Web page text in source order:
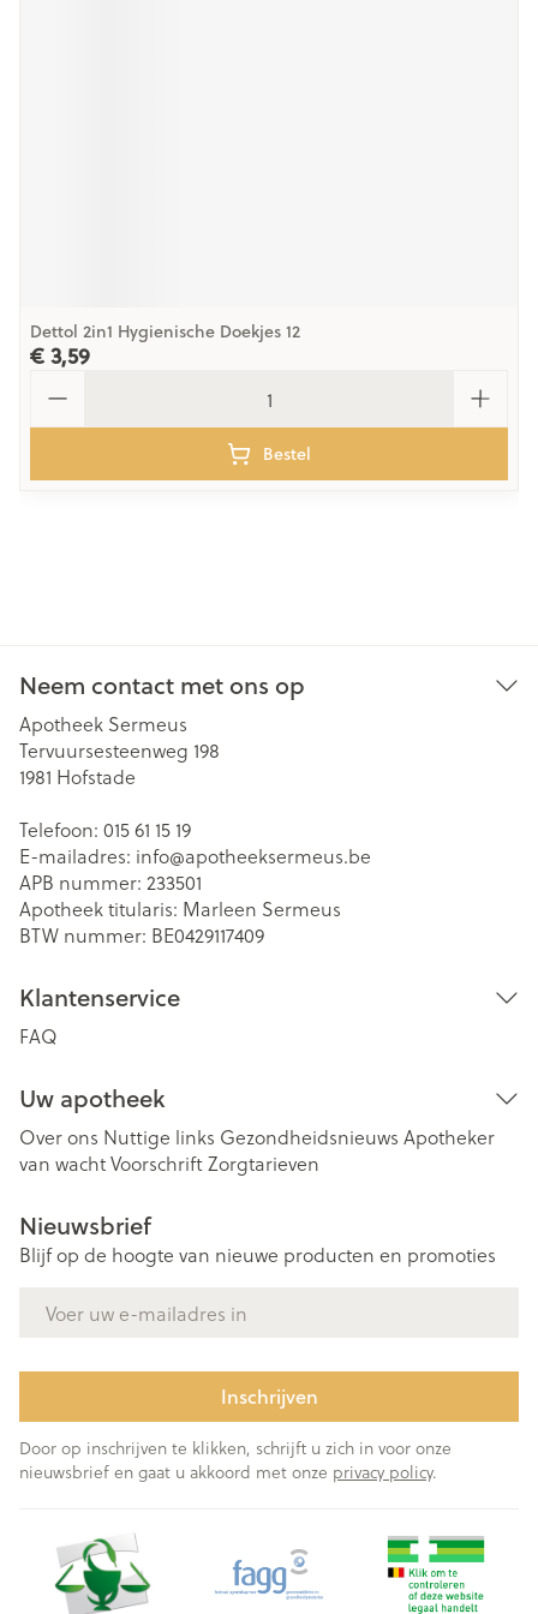
Dettol 2in1 Hygienische Doekjes 12
€ 3,59
Bestel
Neem contact met ons op
Apotheek Sermeus
Tervuursesteenweg 198
1981 Hofstade
Telefoon: 015 61 15 19
E-mailadres: info@apotheeksermeus.be
APB nummer: 233501
Apotheek titularis: Marleen Sermeus
BTW nummer: BE0429117409
Klantenservice
FAQ
Uw apotheek
Over ons Nuttige links Gezondheidsnieuws Apotheker
van wachtVoorschriftZorgtarieven
Nieuwsbrief
Blijf op de hoogte van nieuwe producten en promoties
Inschrijven
Door op inschrijven te klikken, schrijft u zich in voor onze
nieuwsbrief en gaat u akkoord met onze privacy policy.